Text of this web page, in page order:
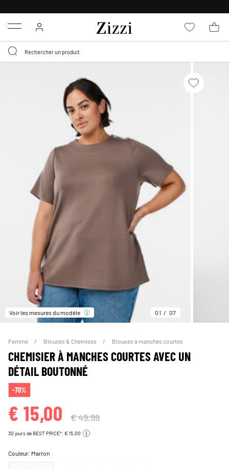
Menu
Voir les mesures du modèle 01 07
Femme Blouses & Chemises Blouses à manches courtes
CHEMISIER À MANCHES COURTES AVEC UN
DÉTAIL BOUTONNÉ
-70%
€ 15,00 € 49,99
30 jours de BEST PRICE*: € 15,00
Couleur: Marron